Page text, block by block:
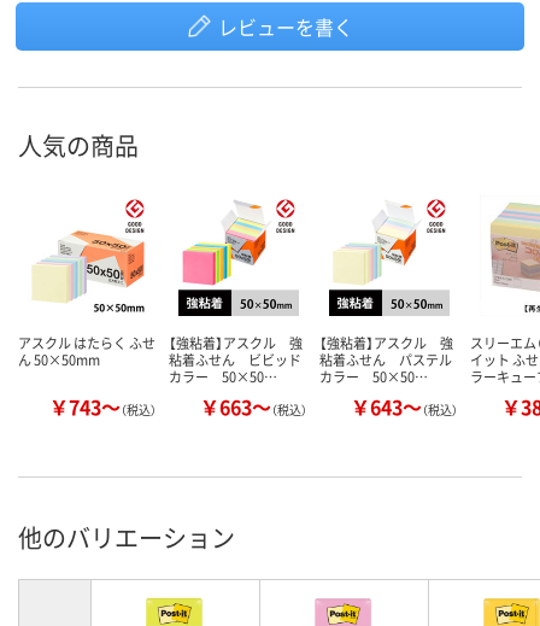
レビューを書く
人気の商品
アスクル はたらく ふせ
ん 50×50mm
￥743～（税込）
【強粘着】アスクル 強
粘着ふせん ビビッド
カラー 50×50…
￥663～（税込）
【強粘着】アスクル 強
粘着ふせん パステル
カラー 50×50…
￥643～（税込）
スリーエム
イット ふ
ラーキュ
￥
他のバリエーション